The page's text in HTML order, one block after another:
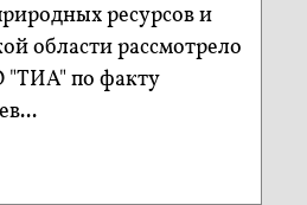
ресурсов и
области рассмотрело
по факту